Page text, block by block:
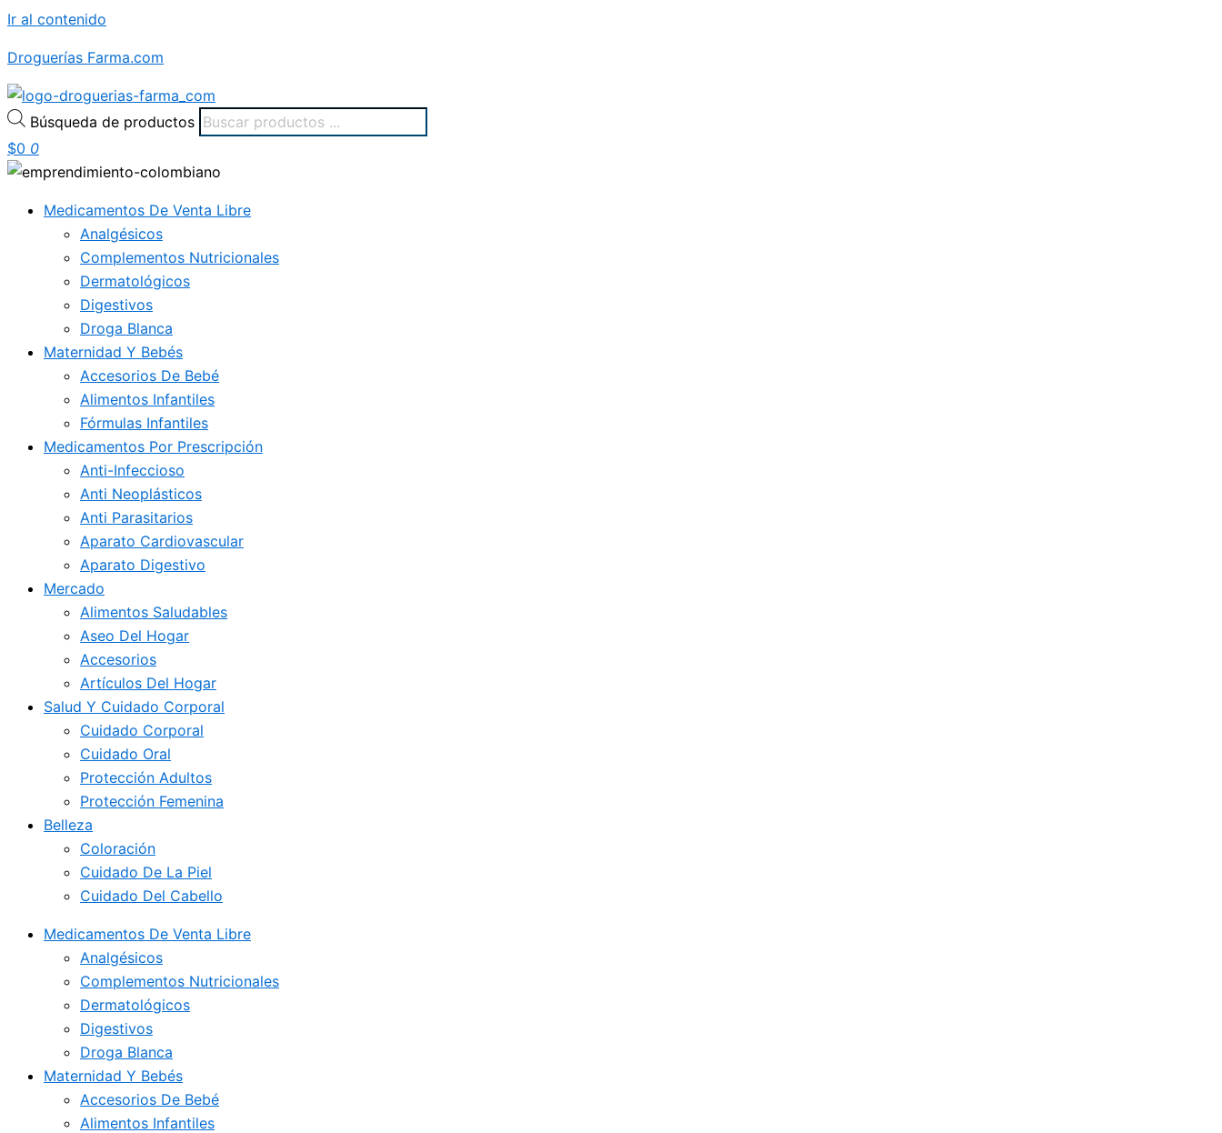
Ir al contenido
Droguerías Farma.com
Búsqueda de productos
$0 0
Medicamentos De Venta Libre
Analgésicos
Complementos Nutricionales
Dermatológicos
Digestivos
Droga Blanca
Maternidad Y Bebés
Accesorios De Bebé
Alimentos Infantiles
Fórmulas Infantiles
Medicamentos Por Prescripción
Anti-Infeccioso
Anti Neoplásticos
Anti Parasitarios
Aparato Cardiovascular
Aparato Digestivo
Mercado
Alimentos Saludables
Aseo Del Hogar
Accesorios
Artículos Del Hogar
Salud Y Cuidado Corporal
Cuidado Corporal
Cuidado Oral
Protección Adultos
Protección Femenina
Belleza
Coloración
Cuidado De La Piel
Cuidado Del Cabello
Medicamentos De Venta Libre
Analgésicos
Complementos Nutricionales
Dermatológicos
Digestivos
Droga Blanca
Maternidad Y Bebés
Accesorios De Bebé
Alimentos Infantiles